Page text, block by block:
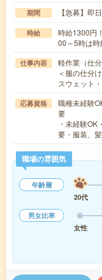
期間 【急募】即
時給
時給1300円
00～5時は時
仕事内容
軽作業（仕
＜服の仕分
スウェット
応募資格
職種未経験
要
・未経験
要・服装、
職場の雰囲気
年齢層
20代
男女比率
女性